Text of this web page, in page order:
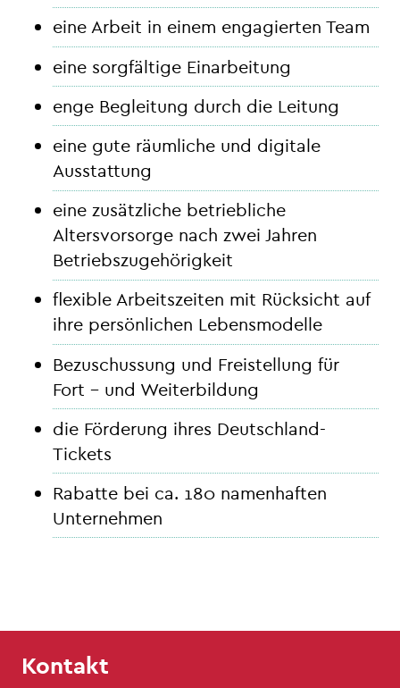
eine Arbeit in einem engagierten Team
eine sorgfältige Einarbeitung
enge Begleitung durch die Leitung
eine gute räumliche und digitale
Ausstattung
eine zusätzliche betriebliche
Altersvorsorge nach zwei Jahren
Betriebszugehörigkeit
flexible Arbeitszeiten mit Rücksicht auf
ihre persönlichen Lebensmodelle
Bezuschussung und Freistellung für
Fort – und Weiterbildung
die Förderung ihres Deutschland-
Tickets
Rabatte bei ca. 180 namenhaften
Unternehmen
Kontakt